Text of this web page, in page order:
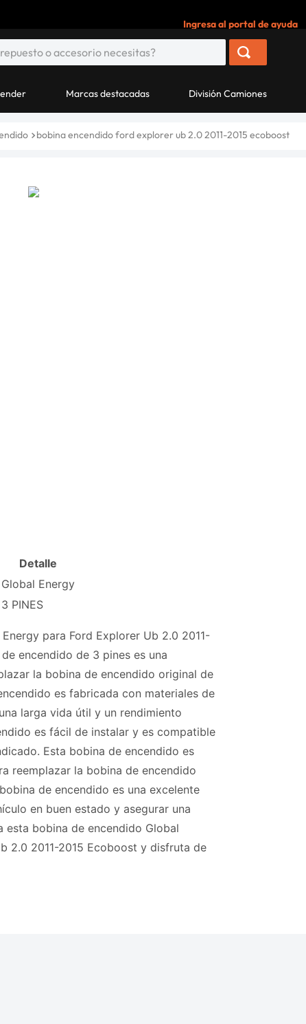
Ingresa al portal de ayuda
Marcas destacadas División Camiones
bobina encendido ford explorer ub 2.0 2011-2015 ecoboost
Detalle
Global Energy
3 PINES
para Ford Explorer Ub 2.0 2011-
encendido de 3 pines es una
la bobina de encendido original de
es fabricada con materiales de
larga vida útil y un rendimiento
es fácil de instalar y es compatible
Esta bobina de encendido es
reemplazar la bobina de encendido
de encendido es una excelente
en buen estado y asegurar una
esta bobina de encendido Global
2.0 2011-2015 Ecoboost y disfruta de